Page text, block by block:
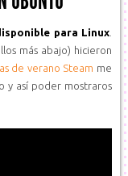
para Linux
más abajo) hicieron
de verano Steam me
y así poder mostraros